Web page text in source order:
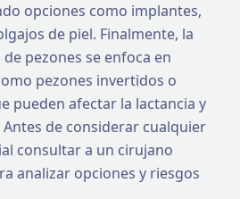
opciones como implantes,
de piel. Finalmente, la
pezones se enfoca en
pezones invertidos o
pueden afectar la lactancia y
de considerar cualquier
consultar a un cirujano
analizar opciones y riesgos